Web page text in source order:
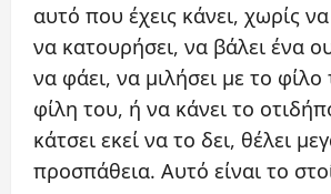
αυτό που έχεις κάνει, χωρίς
να κατουρήσει, να βάλει ένα
να φάει, να μιλήσει με το φίλο
φίλη του, ή να κάνει το
κάτσει εκεί να το δει, θέλει
προσπάθεια. Αυτό είναι το